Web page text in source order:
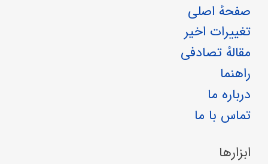
صفحهٔ اصلی
تغییرات اخیر
مقالهٔ تصادفی
راهنما
درباره ما
تماس با ما
ابزارها